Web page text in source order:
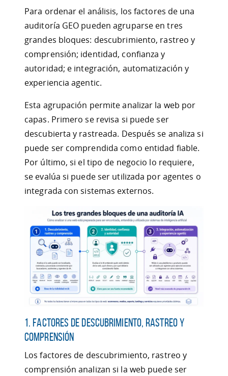
Para ordenar el análisis, los factores de una
auditoría GEO pueden agruparse en tres
grandes bloques: descubrimiento, rastreo y
comprensión; identidad, confianza y
autoridad; e integración, automatización y
experiencia agentic.
Esta agrupación permite analizar la web por
capas. Primero se revisa si puede ser
descubierta y rastreada. Después se analiza si
puede ser comprendida como entidad fiable.
Por último, si el tipo de negocio lo requiere,
se evalúa si puede ser utilizada por agentes o
integrada con sistemas externos.
1. Factores de descubrimiento, rastreo y
comprensión
Los factores de descubrimiento, rastreo y
comprensión analizan si la web puede ser